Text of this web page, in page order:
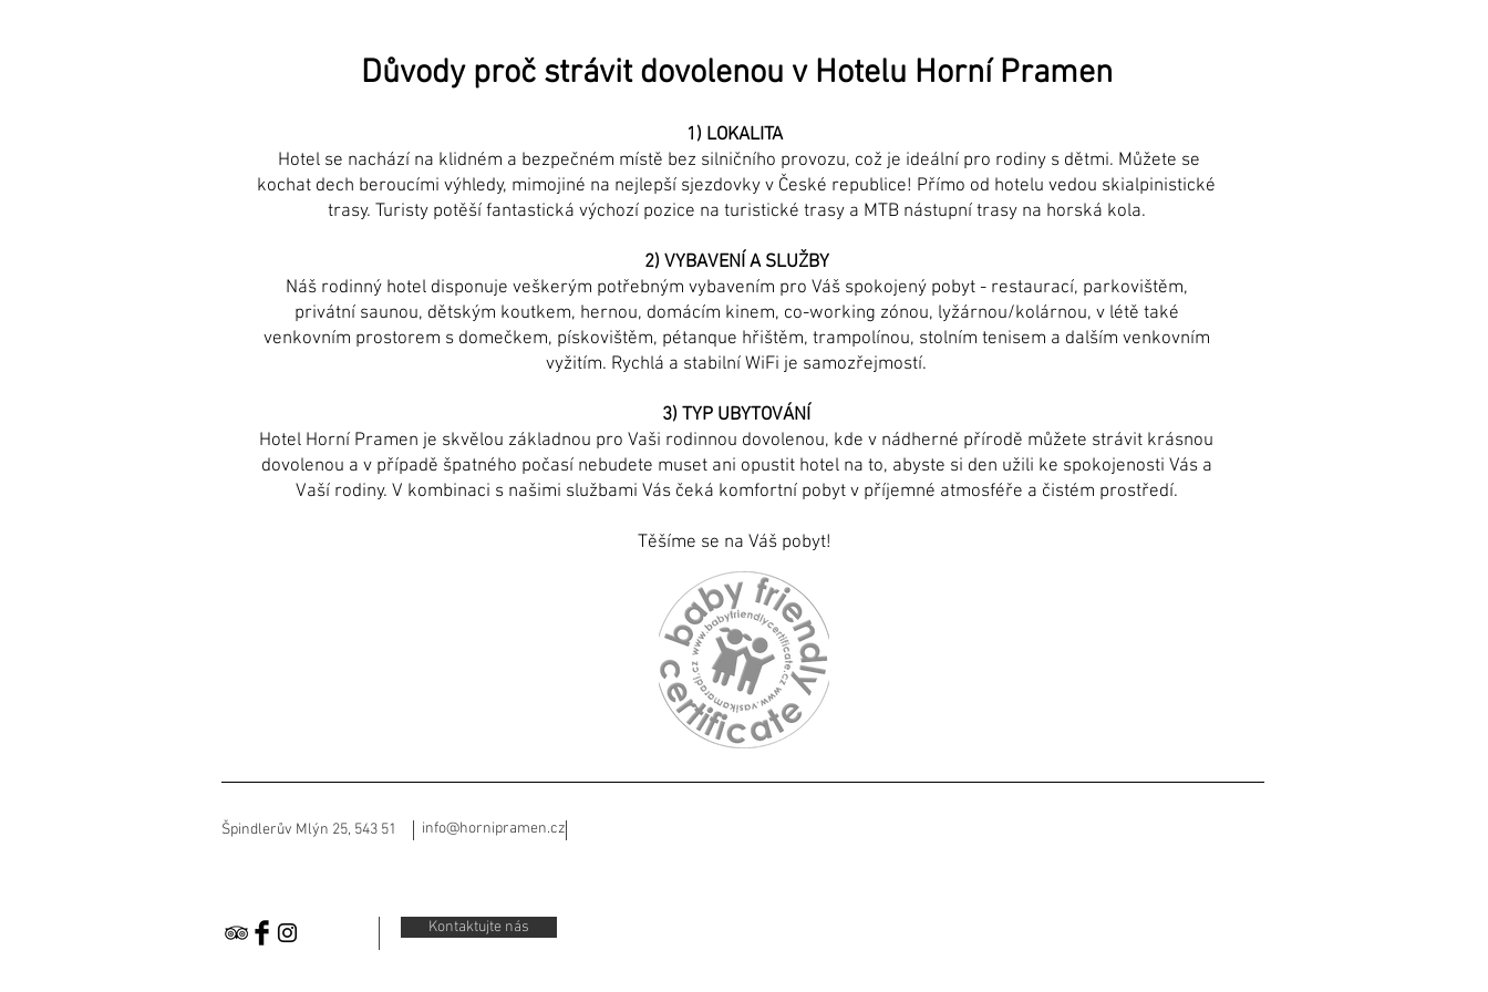
Důvody proč strávit dovolenou v Hotelu Horní Pramen
1) LOKALITA
Hotel se nachází na klidném a bezpečném místě bez silničního provozu, což je ideální pro rodiny s dětmi. Můžete se
kochat dech beroucími výhledy, mimojiné na nejlepší sjezdovky v České republice! Přímo od hotelu vedou skialpinistické
trasy. Turisty potěší fantastická výchozí pozice na turistické trasy a MTB nástupní trasy na horská kola.
2) VYBAVENÍ A SLUŽBY
Náš rodinný hotel disponuje veškerým potřebným vybavením pro Váš spokojený pobyt - restaurací, parkovištěm,
privátní saunou, dětským koutkem, hernou, domácím kinem, co-working zónou, lyžárnou/kolárnou, v létě také
venkovním prostorem s domečkem, pískovištěm, pétanque hřištěm, trampolínou, stolním tenisem a dalším venkovním
vyžitím. Rychlá a stabilní WiFi je samozřejmostí.
3) TYP UBYTOVÁNÍ
Hotel Horní Pramen je skvělou základnou pro Vaši rodinnou dovolenou, kde v nádherné přírodě můžete strávit krásnou
dovolenou a v případě špatného počasí nebudete muset ani opustit hotel na to, abyste si den užili ke spokojenosti Vás a
Vaší rodiny. V kombinaci s našimi službami Vás čeká komfortní pobyt v příjemné atmosféře a čistém prostředí.
Těšíme se na Váš pobyt!
Špindlerův Mlýn 25, 543 51 info@hornipramen.cz
Kontaktujte nás